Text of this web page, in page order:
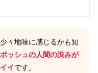
々地味に感じるかも知
ッシュの人間の渋みが
イ です。